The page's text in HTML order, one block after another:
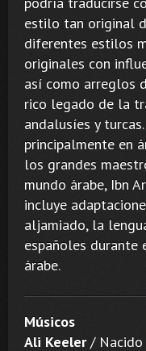
estilo tan original
diferentes estilos
originales con
así como arreglos
rico legado de la
andalusíes y
principalmente en
los grandes
mundo árabe, Ibn
incluye
aljamiado, la
españoles
árabe.
Músicos
Ali Keeler/ Nacido